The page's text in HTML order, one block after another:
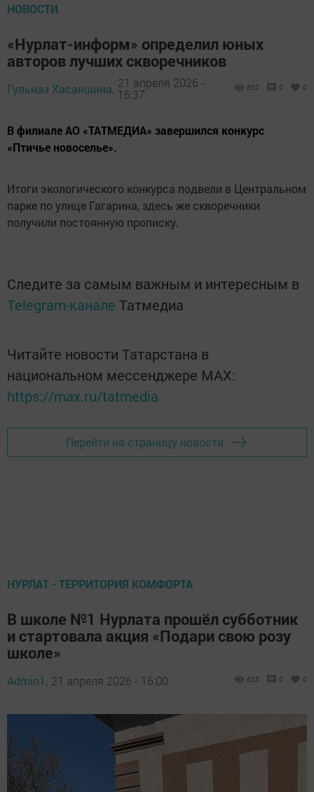
НОВОСТИ
«Нурлат-информ» определил юных
авторов лучших скворечников
Гульназ Хасаншина, 21 апреля 2026 -
16:37
802 0 0
В филиале АО «ТАТМЕДИА» завершился конкурс
«Птичье новоселье».
Итоги экологического конкурса подвели в Центральном
парке по улице Гагарина, здесь же скворечники
получили постоянную прописку.
Следите за самым важным и интересным в
Telegram-канале Татмедиа
Читайте новости Татарстана в
национальном мессенджере MАХ:
https://max.ru/tatmedia
Перейти на страницу новости
НУРЛАТ - ТЕРРИТОРИЯ КОМФОРТА
В школе №1 Нурлата прошёл субботник
и стартовала акция «Подари свою розу
школе»
Admin1, 21 апреля 2026 - 16:00 625 0 0